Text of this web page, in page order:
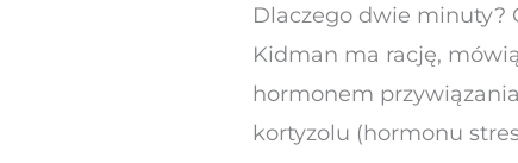
Dlaczego dwie minuty?
Kidman ma rację,
hormonem
kortyzolu (hormonu